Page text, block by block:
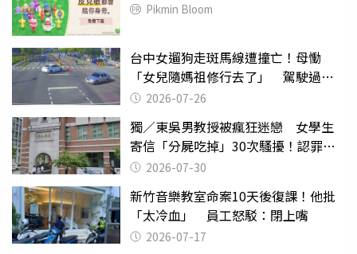
Pikmin Bloom
台中女遛狗走斑馬線遭撞亡！母慟
「女兒隨媽祖修行去了」 駕駛過失
致死判9月
2026-07-26
獨／東吳男教授被瘋狂迷戀 女學生
寄信「分屍吃掉」30次騷擾！認罪免
關 2026-07-30
新竹音樂教室命案10天後復課！他批
「太冷血」 員工怒駁：閉上嘴
2026-07-17